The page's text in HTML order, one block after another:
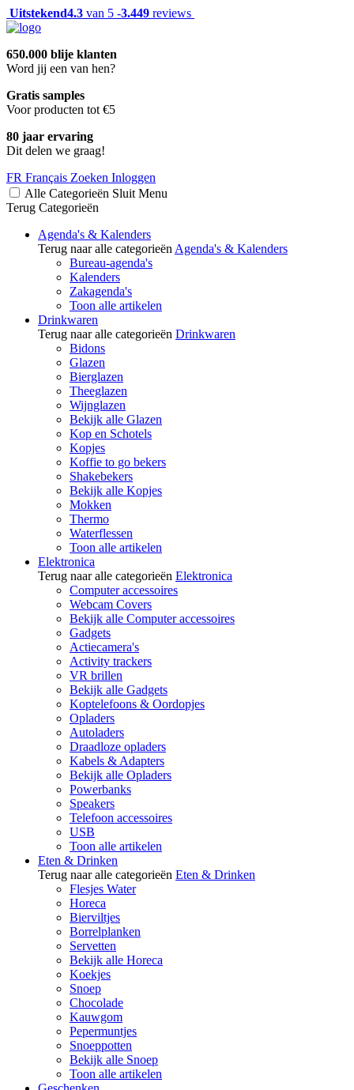
Uitstekend4.3 van 5 -3.449 reviews
650.000 blije klanten
Word jij een van hen?
Gratis samples
Voor producten tot €5
80 jaar ervaring
Dit delen we graag!
FR Français Zoeken Inloggen
Alle Categorieën Sluit Menu
Terug Categorieën
Agenda's & Kalenders
Terug naar alle categorieën Agenda's & Kalenders
Bureau-agenda's
Kalenders
Zakagenda's
Toon alle artikelen
Drinkwaren
Terug naar alle categorieën Drinkwaren
Bidons
Glazen
Bierglazen
Theeglazen
Wijnglazen
Bekijk alle Glazen
Kop en Schotels
Kopjes
Koffie to go bekers
Shakebekers
Bekijk alle Kopjes
Mokken
Thermo
Waterflessen
Toon alle artikelen
Elektronica
Terug naar alle categorieën Elektronica
Computer accessoires
Webcam Covers
Bekijk alle Computer accessoires
Gadgets
Actiecamera's
Activity trackers
VR brillen
Bekijk alle Gadgets
Koptelefoons & Oordopjes
Opladers
Autoladers
Draadloze opladers
Kabels & Adapters
Bekijk alle Opladers
Powerbanks
Speakers
Telefoon accessoires
USB
Toon alle artikelen
Eten & Drinken
Terug naar alle categorieën Eten & Drinken
Flesjes Water
Horeca
Bierviltjes
Borrelplanken
Servetten
Bekijk alle Horeca
Koekjes
Snoep
Chocolade
Kauwgom
Pepermuntjes
Snoeppotten
Bekijk alle Snoep
Toon alle artikelen